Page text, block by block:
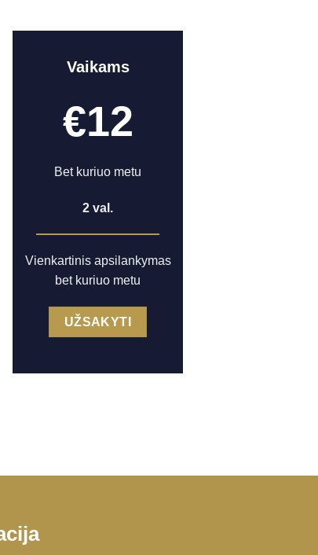
Vaikams
€12
Bet kuriuo metu
2 val.
Vienkartinis apsilankymas
bet kuriuo metu
UŽSAKYTI